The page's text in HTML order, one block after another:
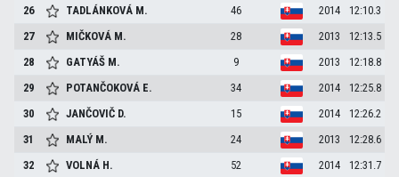
26
TADLÁNKOVÁ M. 46 2014
12:10.3
27
MIČKOVÁ M. 28 2013
12:13.5
28
GATYÁŠ M. 9 2013
12:18.8
29
POTANČOKOVÁ E. 34 2014
12:25.8
30
JANČOVIČ D. 15 2014
12:26.2
31
MALÝ M. 24 2013
12:28.6
32
VOLNÁ H. 52 2014
12:31.7